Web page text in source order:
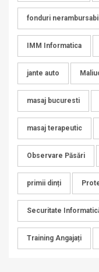
fonduri
IMM Informatica
jante auto
masaj bucuresti
masaj terapeutic
Observare Păsări
primii dinți
Securitate
Training Angajați